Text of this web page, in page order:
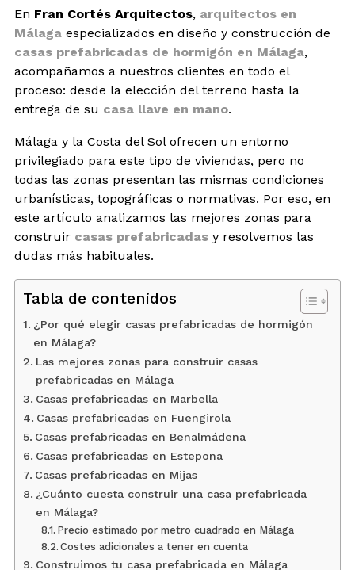
En Fran Cortés Arquitectos, arquitectos en
Málaga especializados en diseño y construcción de
casas prefabricadas de hormigón en Málaga,
acompañamos a nuestros clientes en todo el
proceso: desde la elección del terreno hasta la
entrega de su casa llave en mano.
Málaga y la Costa del Sol ofrecen un entorno
privilegiado para este tipo de viviendas, pero no
todas las zonas presentan las mismas condiciones
urbanísticas, topográficas o normativas. Por eso, en
este artículo analizamos las mejores zonas para
construir casas prefabricadas y resolvemos las
dudas más habituales.
Tabla de contenidos
¿Por qué elegir casas prefabricadas de hormigón
en Málaga?
Las mejores zonas para construir casas
prefabricadas en Málaga
Casas prefabricadas en Marbella
Casas prefabricadas en Fuengirola
Casas prefabricadas en Benalmádena
Casas prefabricadas en Estepona
Casas prefabricadas en Mijas
¿Cuánto cuesta construir una casa prefabricada
en Málaga?
Precio estimado por metro cuadrado en Málaga
Costes adicionales a tener en cuenta
Construimos tu casa prefabricada en Málaga